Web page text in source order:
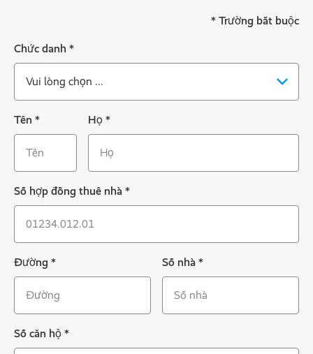
* Trường bắt buộc
Chức danh *
Tên * Họ *
Số hợp đồng thuê nhà *
Đường * Số nhà *
Số căn hộ *